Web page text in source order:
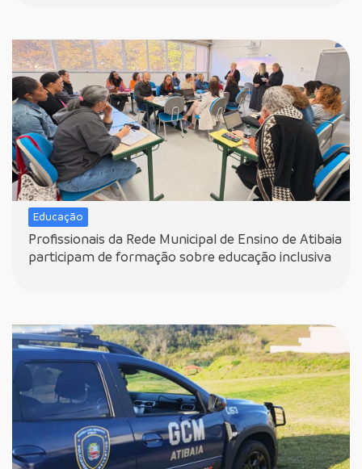
Educação
Profissionais da Rede Municipal de Ensino de Atibaia
participam de formação sobre educação inclusiva